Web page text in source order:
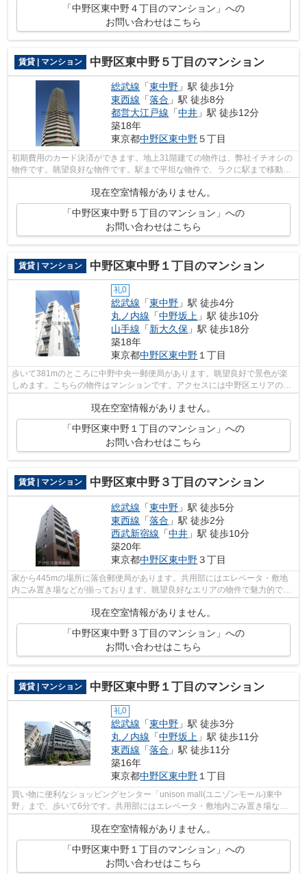
「中野区東中野４丁目のマンション」への
お問い合わせはこちら
賃貸 | マンション 中野区東中野５丁目のマンション
総武線 「東中野 」駅 徒歩1分
東西線 「落合 」駅 徒歩8分
都営大江戸線 「中井 」駅 徒歩12分
築18年
東京都中野区東中野５丁目
初期費用のカード決済ができます。地上31階建ての物件は、弊社イチオシの
物件です。眺望良好な物件です。駅まで平坦な物件で、ラクに駅まで移動す
ることができます。総武線東中野周辺...
現在空室情報がありません。
「中野区東中野５丁目のマンション」への
お問い合わせはこちら
賃貸 | マンション 中野区東中野１丁目のマンション
礼0
総武線 「東中野 」駅 徒歩4分
丸ノ内線 「中野坂上 」駅 徒歩10分
山手線 「新大久保 」駅 徒歩18分
築18年
東京都中野区東中野１丁目
歩いて381mのところに中野中央一郵便局があります。眺望良好で景色が楽
しめます。こちらの物件はマンションです。アクセスには中野区エリアの賃
現在空室情報がありません。
「中野区東中野１丁目のマンション」への
お問い合わせはこちら
賃貸 | マンション 中野区東中野３丁目のマンション
総武線 「東中野 」駅 徒歩5分
東西線 「落合 」駅 徒歩2分
西武新宿線 「中井 」駅 徒歩10分
築20年
東京都中野区東中野３丁目
家から445mの場所に落合郵便局があります。共用部にはエレベータ・敷地
内ごみ置き場などが揃っております。眺望良好なエリアの物件で魅力的で
現在空室情報がありません。
「中野区東中野３丁目のマンション」への
お問い合わせはこちら
賃貸 | マンション 中野区東中野１丁目のマンション
礼0
総武線 「東中野 」駅 徒歩3分
丸ノ内線 「中野坂上 」駅 徒歩11分
東西線 「落合 」駅 徒歩11分
築16年
東京都中野区東中野 １丁目
買い物に便利なショッピングセンター「unison mall(ユニゾンモール)東中
野」まで、歩いて6分です。共用部にはエレベータ・敷地内ごみ置き場など
様々な設備やサービスが揃っているので...
現在空室情報がありません。
「中野区東中野１丁目のマンション」への
お問い合わせはこちら